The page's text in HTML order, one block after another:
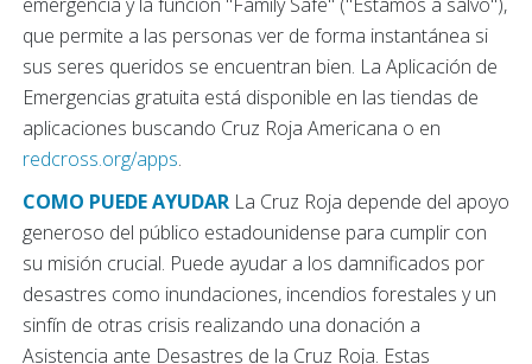
que permite a las personas ver de forma instantánea si
sus seres queridos se encuentran bien. La Aplicación de
Emergencias gratuita está disponible en las tiendas de
aplicaciones buscando Cruz Roja Americana o en
redcross.org/apps.
COMO PUEDE AYUDAR La Cruz Roja depende del apoyo
generoso del público estadounidense para cumplir con
su misión crucial. Puede ayudar a los damnificados por
desastres como inundaciones, incendios forestales y un
sinfín de otras crisis realizando una donación a
Asistencia ante Desastres de la Cruz Roja. Estas